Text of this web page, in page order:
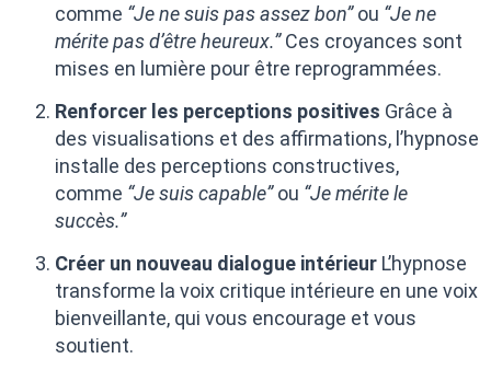
comme “Je ne suis pas assez bon”ou “Je ne
mérite pas d’être heureux.”Ces croyances sont
mises en lumière pour être reprogrammées.
Renforcer les perceptions positives Grâce à
des visualisations et des affirmations, l’hypnose
installe des perceptions constructives,
comme “Je suis capable”ou “Je mérite le
succès.”
Créer un nouveau dialogue intérieur L’hypnose
transforme la voix critique intérieure en une voix
bienveillante, qui vous encourage et vous
soutient.